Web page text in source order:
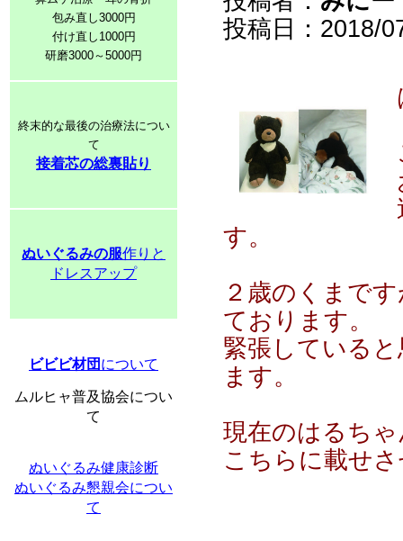
包み直し3000円
付け直し1000円
研磨3000～5000円
終末的な最後の治療法につい
て
接着芯の総裏貼り
ぬいぐるみの服作りと
ドレスアップ
ビビビ材団 について
ムルヒャ普及協会につい
て
ぬいぐるみ健康診断
ぬいぐるみ懇親会につい
て
投稿日：2018/
す。
２歳のくまで
ております。
緊張している
ます。
現在のはるち
こちらに載せ